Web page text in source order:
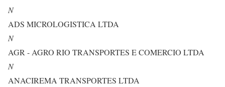
N
ADS MICROLOGISTICA LTDA
N
AGR - AGRO RIO TRANSPORTES E COMERCIO LTDA
N
ANACIREMA TRANSPORTES LTDA